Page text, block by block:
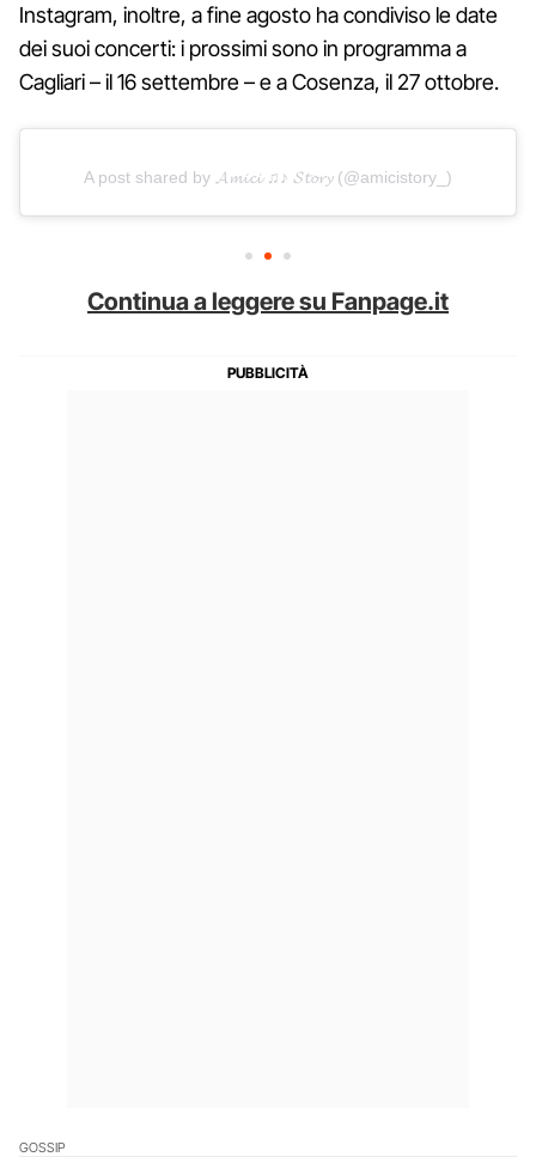
Instagram, inoltre, a fine agosto ha condiviso le date
dei suoi concerti: i prossimi sono in programma a
Cagliari – il 16 settembre – e a Cosenza, il 27 ottobre.
A post shared by 𝓐𝓶𝓲𝓬𝓲 ♫♪ 𝓢𝓽𝓸𝓻𝔂 (@amicistory_)
Continua a leggere su Fanpage.it
GOSSIP